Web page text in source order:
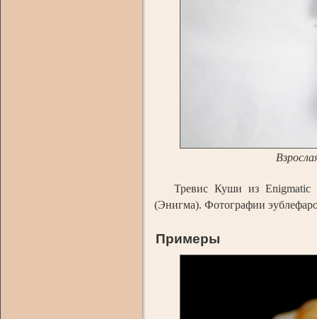
Тревис Куши из Enigmatic
(Энигма). Фотографии
Примеры